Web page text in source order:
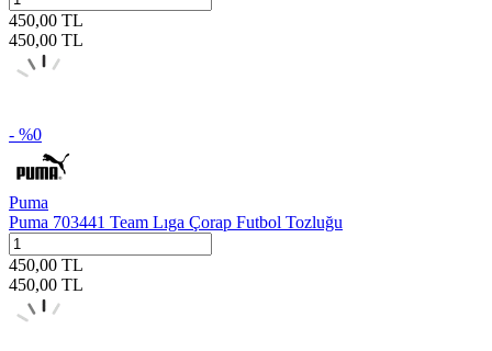
450,00 TL
450,00 TL
- %0
Puma
Puma 703441 Team Lıga Çorap Futbol Tozluğu
450,00 TL
450,00 TL